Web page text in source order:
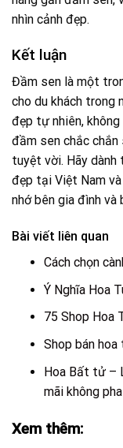
nhìn cảnh đẹp.
Kết luận
Đầm sen là một
cho du khách trong
đẹp tự nhiên, không
đầm sen chắc chắn
tuyệt vời. Hãy dành
đẹp tại Việt Nam
nhớ bên gia đình và
Bài viết liên quan
Cách chọn
Ý Nghĩa Hoa
75 Shop Hoa
Shop bán
Hoa Bất tử –
mãi không
Xem thêm: